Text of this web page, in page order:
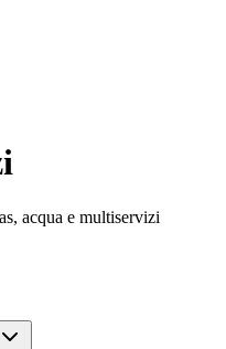
acqua e multiservizi